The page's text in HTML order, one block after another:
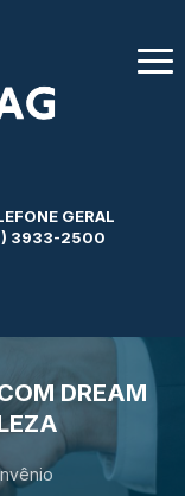
GERAL
3933-2500
DREAM